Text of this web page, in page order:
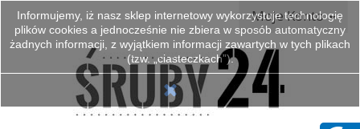
Moje Konto
Informujemy, iż nasz sklep internetowy wykorzystuje technologię
plików cookies a jednocześnie nie zbiera w sposób automatyczny
żadnych informacji, z wyjątkiem informacji zawartych w tych plikach
(tzw. „ciasteczkach”).